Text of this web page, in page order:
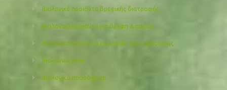
Βιολογικά προϊόντα βρεφικής διατροφής
Βιολογικά προϊόντα για βρέφη & παιδιά
Βιολογικά προιόντα ομορφιάς και περιποίησης
Βιολογικά σνακ
Βιολογικά σπορόφυτα